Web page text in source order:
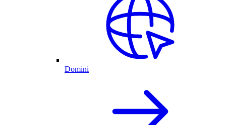
Domini